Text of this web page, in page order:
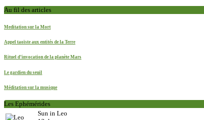
Au fil des articles
Meditation sur la Mort
Appel taoïste aux entités de la Terre
Rituel d’invocation de la planète Mars
Le gardien du seuil
Méditation sur la musique
Les Ephémérides
Sun in Leo